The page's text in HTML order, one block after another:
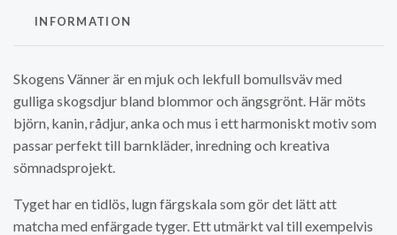
INFORMATION
Skogens Vänner är en mjuk och lekfull bomullsväv med
gulliga skogsdjur bland blommor och ängsgrönt. Här möts
björn, kanin, rådjur, anka och mus i ett harmoniskt motiv som
passar perfekt till barnkläder, inredning och kreativa
sömnadsprojekt.
Tyget har en tidlös, lugn färgskala som gör det lätt att
matcha med enfärgade tyger. Ett utmärkt val till exempelvis